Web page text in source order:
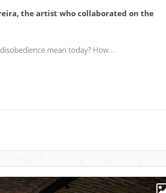
the artist who collaborated on the
mean today? How...